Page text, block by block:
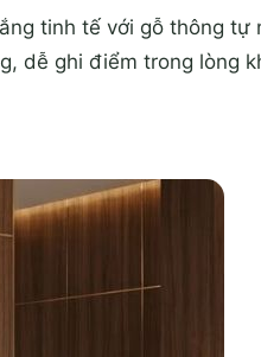
tinh tế với gỗ thông tự
dễ ghi điểm trong lòng